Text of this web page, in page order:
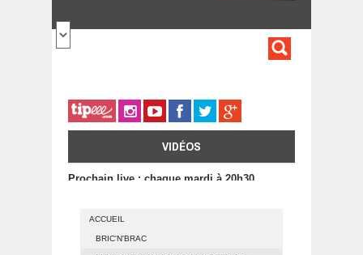
VIDÉOS
Prochain live : chaque mardi à 20h30
ACCUEIL
BRIC'N'BRAC